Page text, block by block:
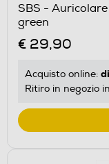
SBS -
green
€ 29,90
Acquisto online:
Ritiro in negozio